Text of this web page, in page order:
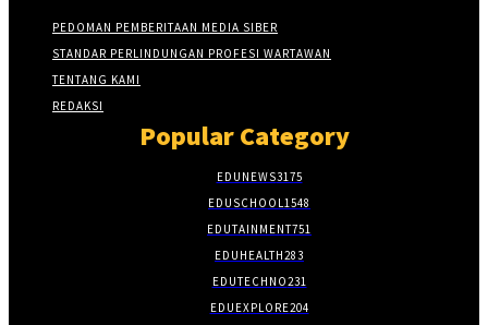
PEDOMAN PEMBERITAAN MEDIA SIBER
STANDAR PERLINDUNGAN PROFESI WARTAWAN
TENTANG KAMI
REDAKSI
Popular Category
EDUNEWS3175
EDUSCHOOL 1548
EDUTAINMENT751
EDUHEALTH283
EDUTECHNO231
EDUEXPLORE204